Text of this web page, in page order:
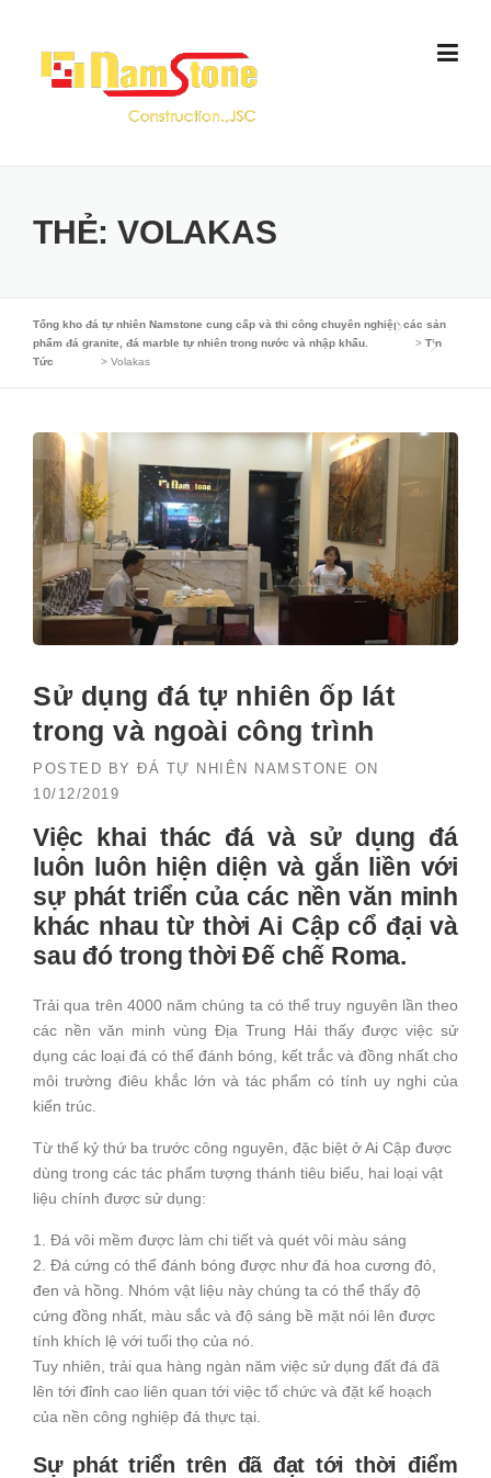
THẺ: VOLAKAS
Tổng kho đá tự nhiên Namstone cung cấp và thi công chuyên nghiệp các sản
phẩm đá granite, đá marble tự nhiên trong nước và nhập khẩu.
> Tin
Tức
> Volakas
Sử dụng đá tự nhiên ốp lát
trong và ngoài công trình
POSTED BY ĐÁ TỰ NHIÊN NAMSTONE ON
10/12/2019
Việc khai thác đá và sử dụng đá
luôn luôn hiện diện và gắn liền với
sự phát triển của các nền văn minh
khác nhau từ thời Ai Cập cổ đại và
sau đó trong thời Đế chế Roma.
Trải qua trên 4000 năm chúng ta có thể truy nguyên lần theo
các nền văn minh vùng Địa Trung Hải thấy được việc sử
dụng các loại đá có thể đánh bóng, kết trắc và đồng nhất cho
môi trường điêu khắc lớn và tác phẩm có tính uy nghi của
kiến trúc.
Từ thế kỷ thứ ba trước công nguyên, đặc biệt ở Ai Cập được
dùng trong các tác phẩm tượng thánh tiêu biểu, hai loại vật
liệu chính được sử dụng:
1. Đá vôi mềm được làm chi tiết và quét vôi màu sáng
2. Đá cứng có thể đánh bóng được như đá hoa cương đỏ,
đen và hồng. Nhóm vật liệu này chúng ta có thể thấy độ
cứng đồng nhất, màu sắc và độ sáng bề mặt nói lên được
tính khích lệ với tuổi thọ của nó.
Tuy nhiên, trải qua hàng ngàn năm việc sử dụng đất đá đã
lên tới đỉnh cao liên quan tới việc tổ chức và đặt kế hoạch
của nền công nghiệp đá thực tại.
Sự phát triển trên đã đạt tới thời điểm